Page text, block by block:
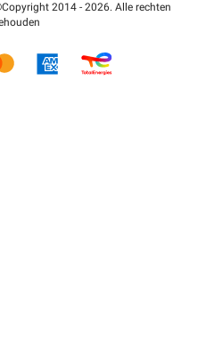
2014 - 2026. Alle rechten